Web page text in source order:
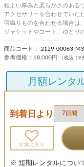
程よい厚みと柔らかさのある
アクセサリーを合わせていた
羽織りものを合わせる場合は
ジャケットやコート、ゆとり
商品コード： 2129-00063-
参考価格： 18,000円 （税込
月額レンタ
到着日より
お気に入り
※ 短期レンタルについ